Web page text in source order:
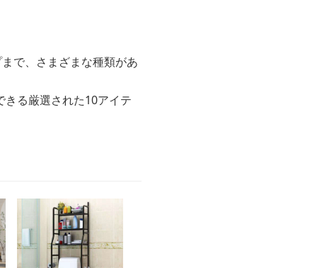
で、さまざまな種類があ
る厳選された10アイテ